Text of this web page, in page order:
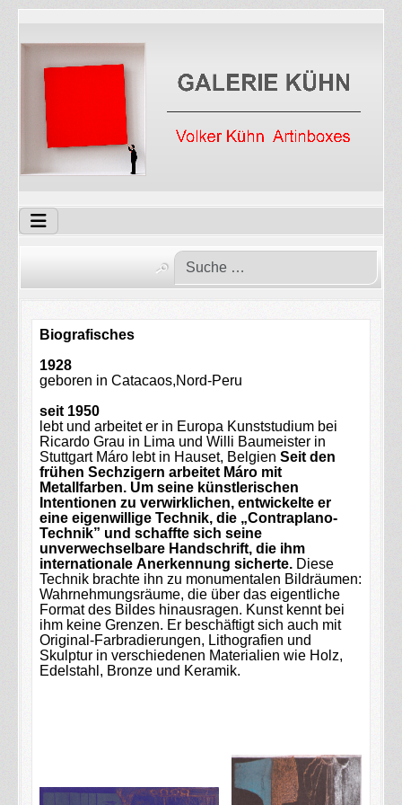
Biografisches
1928
geboren in Catacaos,Nord-Peru
seit 1950
lebt und arbeitet er in Europa Kunststudium bei
Ricardo Grau in Lima und Willi Baumeister in
Stuttgart Máro lebt in Hauset, Belgien Seit den
frühen Sechzigern arbeitet Máro mit
Metallfarben. Um seine künstlerischen
Intentionen zu verwirklichen, entwickelte er
eine eigenwillige Technik, die „Contraplano-
Technik” und schaffte sich seine
unverwechselbare Handschrift, die ihm
internationale Anerkennung sicherte.Diese
Technik brachte ihn zu monumentalen Bildräumen:
Wahrnehmungsräume, die über das eigentliche
Format des Bildes hinausragen. Kunst kennt bei
ihm keine Grenzen. Er beschäftigt sich auch mit
Original-Farbradierungen, Lithografien und
Skulptur in verschiedenen Materialien wie Holz,
Edelstahl, Bronze und Keramik.